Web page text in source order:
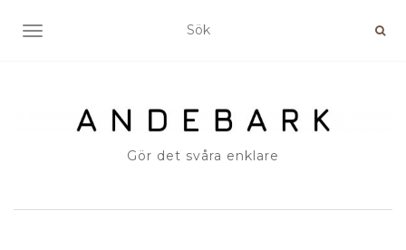
SLÅ PÅ/AV NAVIGERING
Gör det svåra enklare